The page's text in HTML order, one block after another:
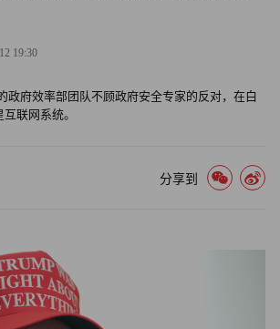
19:30
政府效率部团队不顾政府安全专家的反对，在白
联网系统。
分享到